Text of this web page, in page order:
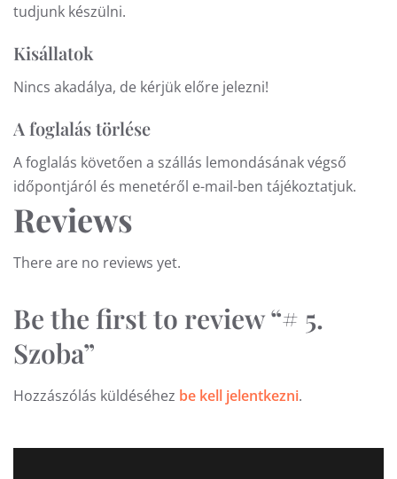
tudjunk készülni.
Kisállatok
Nincs akadálya, de kérjük előre jelezni!
A foglalás törlése
A foglalás követően a szállás lemondásának végső
időpontjáról és menetéről e-mail-ben tájékoztatjuk.
Reviews
There are no reviews yet.
Be the first to review “# 5.
Szoba”
Hozzászólás küldéséhez be kell jelentkezni.